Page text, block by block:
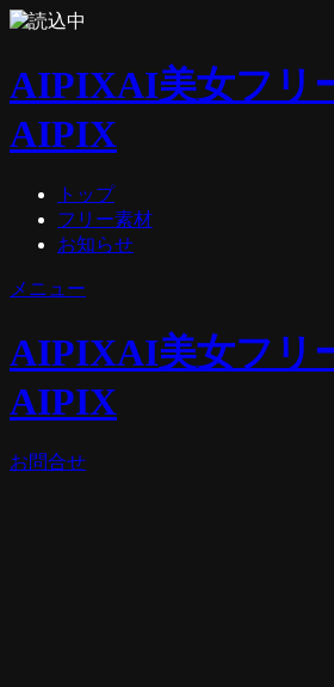
AIPIXAI美女フリ
AIPIX
トップ
フリー素材
お知らせ
メニュー
AIPIXAI美女フリ
AIPIX
お問合せ